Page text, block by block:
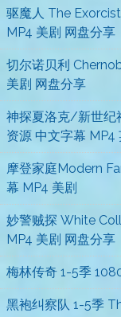
驱魔人 The
MP4 美剧 网盘分享
切尔诺贝利
美剧 网盘分享
神探夏洛克/新世纪
资源 中文字幕 MP4
摩登家庭Modern
幕 MP4 美剧
妙警贼探 White
MP4 美剧 网盘分享
梅林传奇 1-5季
黑袍纠察队 1-5季